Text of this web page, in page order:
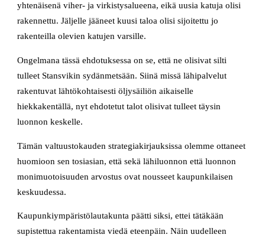
yhtenäisenä viher- ja virkistysalueena, eikä uusia katuja olisi
rakennettu. Jäljelle jääneet kuusi taloa olisi sijoitettu jo
rakenteilla olevien katujen varsille.
Ongelmana tässä ehdotuksessa on se, että ne olisivat silti
tulleet Stansvikin sydänmetsään. Siinä missä lähipalvelut
rakentuvat lähtökohtaisesti öljysäiliön aikaiselle
hiekkakentällä, nyt ehdotetut talot olisivat tulleet täysin
luonnon keskelle.
Tämän valtuustokauden strategiakirjauksissa olemme ottaneet
huomioon sen tosiasian, että sekä lähiluonnon että luonnon
monimuotoisuuden arvostus ovat nousseet kaupunkilaisen
keskuudessa.
Kaupunkiympäristölautakunta päätti siksi, ettei tätäkään
supistettua rakentamista viedä eteenpäin. Näin uudelleen